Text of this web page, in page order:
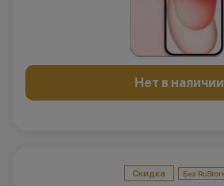
Нет в наличии
Скидка